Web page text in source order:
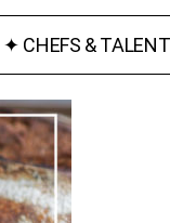
✦ CHEFS &